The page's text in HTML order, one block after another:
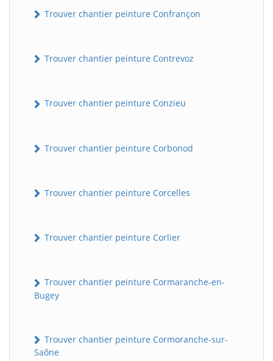
Trouver chantier peinture Confrançon
Trouver chantier peinture Contrevoz
Trouver chantier peinture Conzieu
Trouver chantier peinture Corbonod
Trouver chantier peinture Corcelles
Trouver chantier peinture Corlier
Trouver chantier peinture Cormaranche-en-
Bugey
Trouver chantier peinture Cormoranche-sur-
Saône
B BatiWebPro